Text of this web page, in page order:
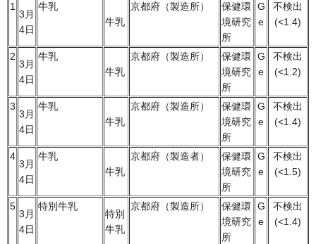
1
3月
4日
牛乳
牛乳
京都府（製造所）
保健環
境研究
所
G
e
不検出
(<1.4)
2
3月
4日
牛乳
牛乳
京都府（製造所）
保健環
境研究
所
G
e
不検出
(<1.2)
3
3月
4日
牛乳
牛乳
京都府（製造所）
保健環
境研究
所
G
e
不検出
(<1.4)
4
3月
4日
牛乳
牛乳
京都府（製造者）
保健環
境研究
所
G
e
不検出
(<1.5)
5
3月
4日
特別牛乳
特別
牛乳
京都府（製造所）
保健環
境研究
所
G
e
不検出
(<1.4)